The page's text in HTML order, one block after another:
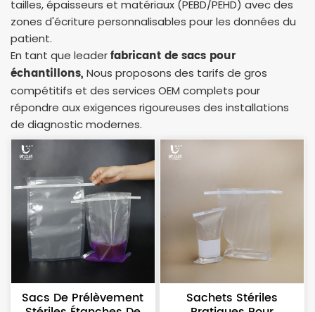
tailles, épaisseurs et matériaux (PEBD/PEHD) avec des
zones d'écriture personnalisables pour les données du
patient.
En tant que leaderfabricant de sacs pour
échantillons, Nous proposons des tarifs de gros
compétitifs et des services OEM complets pour
répondre aux exigences rigoureuses des installations
de diagnostic modernes.
Sacs De Prélèvement Sachets Stériles